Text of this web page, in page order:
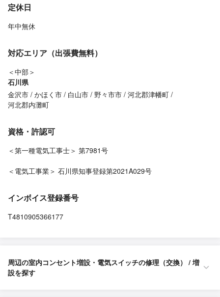
定休日
年中無休
対応エリア（出張費無料）
＜中部＞
石川県
金沢市 かほく市 白山市 野々市市 河北郡津幡町
河北郡内灘町
資格・許認可
＜第一種電気工事士＞ 第7981号
＜電気工事業＞ 石川県知事登録第2021A029号
インボイス登録番号
T4810905366177
周辺の室内コンセント増設・電気スイッチの修理（交換） / 増
設を探す